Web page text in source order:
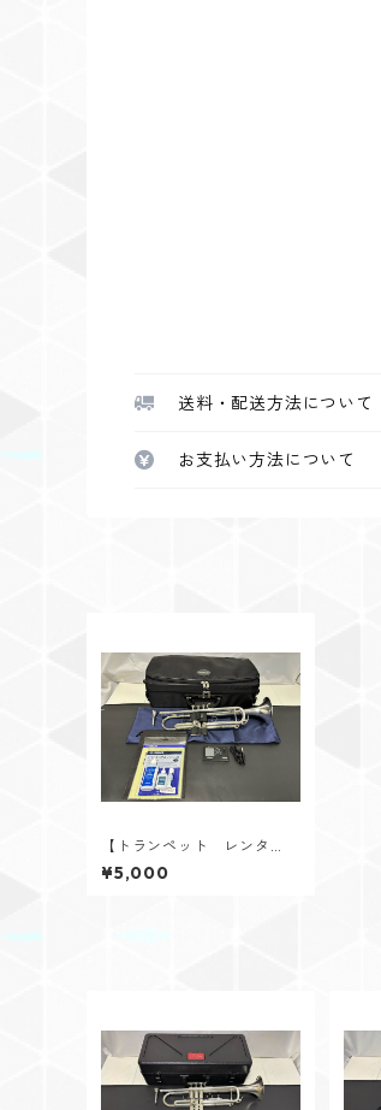
送料・配送方法について
お支払い方法について
【トランペット レンタ
ル】YAMAHA（ヤマハ） Y
TR-4335GSⅡ
¥5,000